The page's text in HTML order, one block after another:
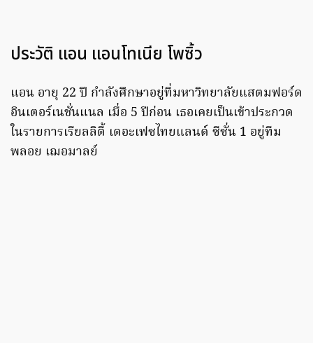
ประวัติ แอน แอนโทเนีย โพซิ้ว
แอน อายุ 22 ปี กำลังศึกษาอยู่ที่มหาวิทยาลัยแสตมฟอร์ด
อินเตอร์เนชั่นแนล เมื่อ 5 ปีก่อน เธอเคยเป็นเข้าประกวด
ในรายการเรียลลิตี้ เดอะเฟซไทยแลนด์ ซีซั่น 1 อยู่ทีม
พลอย เฌอมาลย์